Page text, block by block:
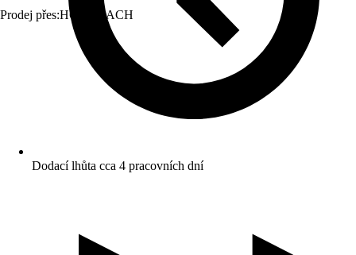
Prodej přes:HORNBACH
Dodací lhůta cca 4 pracovních dní